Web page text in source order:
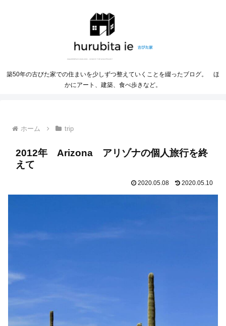
築50年の古びた家での住まいを少しずつ整えていくことを綴ったブログ。 ほ
かにアート、建築、食べ歩きなど。
ホーム trip
2012年 Arizona アリゾナの個人旅行を終
えて
2020.05.08 2020.05.10